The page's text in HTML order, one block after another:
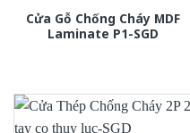
Cửa Gỗ Chống Cháy MDF
Laminate P1-SGD